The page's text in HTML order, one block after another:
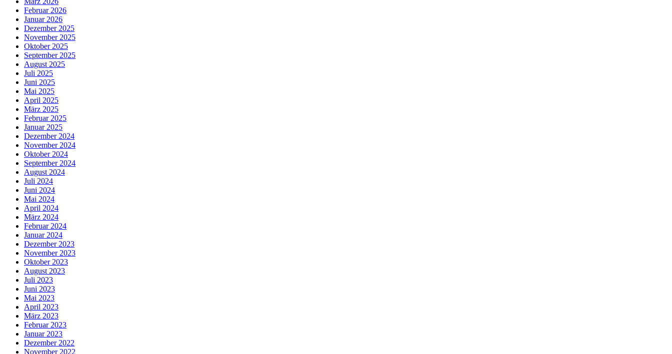
Februar 2026
Januar 2026
Dezember 2025
November 2025
Oktober 2025
September 2025
August 2025
Juli 2025
Juni 2025
Mai 2025
April 2025
März 2025
Februar 2025
Januar 2025
Dezember 2024
November 2024
Oktober 2024
September 2024
August 2024
Juli 2024
Juni 2024
Mai 2024
April 2024
März 2024
Februar 2024
Januar 2024
Dezember 2023
November 2023
Oktober 2023
August 2023
Juli 2023
Juni 2023
Mai 2023
April 2023
März 2023
Februar 2023
Januar 2023
Dezember 2022
November 2022